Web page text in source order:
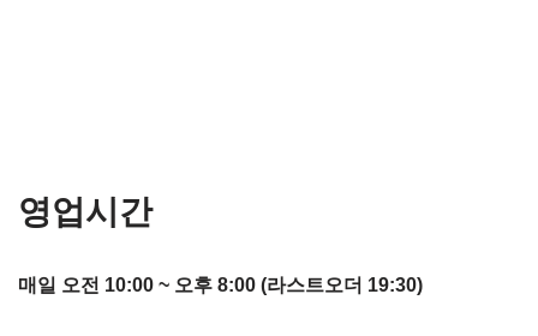
영업시간
매일 오전 10:00 ~ 오후 8:00 (라스트오더 19:30)